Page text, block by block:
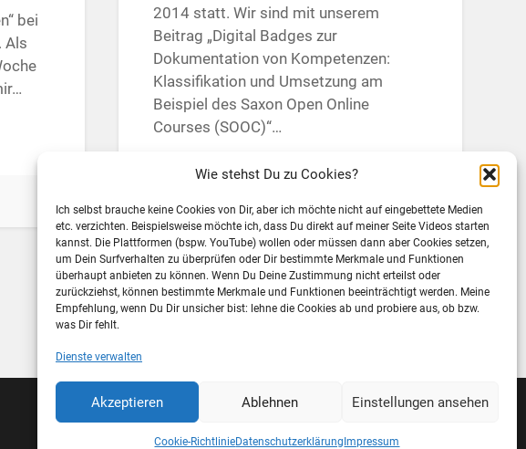
Wie stehst Du zu Cookies?
Ich selbst brauche keine Cookies von Dir, aber ich möchte nicht auf eingebettete Medien
etc. verzichten. Beispielsweise möchte ich, dass Du direkt auf meiner Seite Videos starten
kannst. Die Plattformen (bspw. YouTube) wollen oder müssen dann aber Cookies setzen,
um Dein Surfverhalten zu überprüfen oder Dir bestimmte Merkmale und Funktionen
überhaupt anbieten zu können. Wenn Du Deine Zustimmung nicht erteilst oder
zurückziehst, können bestimmte Merkmale und Funktionen beeinträchtigt werden. Meine
Empfehlung, wenn Du Dir unsicher bist: lehne die Cookies ab und probiere aus, ob bzw.
was Dir fehlt.
Dienste verwalten
Akzeptieren Ablehnen Einstellungen ansehen
Cookie-RichtlinieDatenschutzerklärung Impressum
2014 statt. Wir sind mit unserem
Beitrag „Digital Badges zur
Dokumentation von Kompetenzen:
Klassifikation und Umsetzung am
Beispiel des Saxon Open Online
Courses (SOOC)“…
Weiterlesen →
19. August 2014 1
bei
Als
THEME ERSTELLT VON